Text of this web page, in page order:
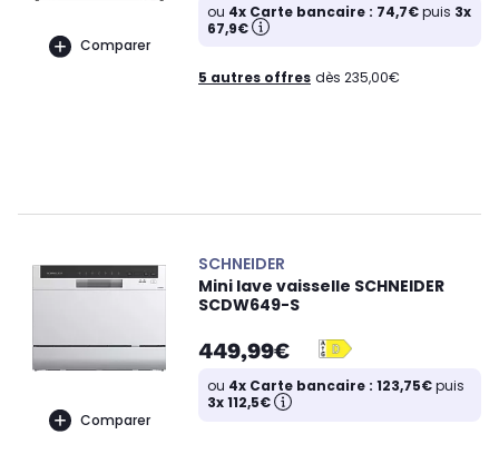
Comparer
ou 4x Carte bancaire : 74,7€puis 3x
67,9€
5 autres offres dès 235,00€
Comparer
SCHNEIDER
Mini lave vaisselle SCHNEIDER
SCDW649-S
449,99€
ou 4x Carte bancaire : 123,75€puis
3x 112,5€